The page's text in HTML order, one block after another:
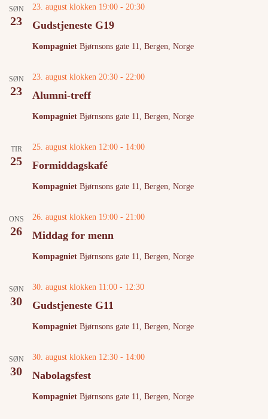
SØN
23 Gudstjeneste G19
23. august klokken 19:00 - 20:30
Kompagniet Bjørnsons gate 11, Bergen, Norge
SØN
23 Alumni-treff
23. august klokken 20:30 - 22:00
Kompagniet Bjørnsons gate 11, Bergen, Norge
TIR
25 Formiddagskafé
25. august klokken 12:00 - 14:00
Kompagniet Bjørnsons gate 11, Bergen, Norge
ONS
26 Middag for menn
26. august klokken 19:00 - 21:00
Kompagniet Bjørnsons gate 11, Bergen, Norge
SØN
30 Gudstjeneste G11
30. august klokken 11:00 - 12:30
Kompagniet Bjørnsons gate 11, Bergen, Norge
SØN
30 Nabolagsfest
30. august klokken 12:30 - 14:00
Kompagniet Bjørnsons gate 11, Bergen, Norge